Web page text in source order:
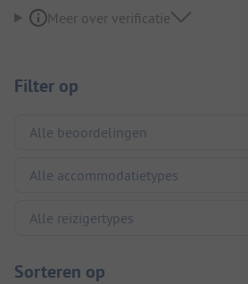
Meer over verificatie
Filter op
Sorteren op